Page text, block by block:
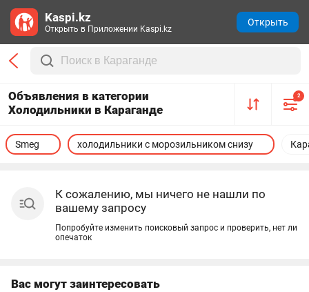
Объявления в категории
Холодильники в Караганде
2
Smeg холодильники с морозильником снизу
К сожалению, мы ничего не нашли по
вашему запросу
Попробуйте изменить поисковый запрос и проверить, нет ли
опечаток
Вас могут заинтересовать
Kaspi.kz
Открыть в Приложении Kaspi.kz
Открыть